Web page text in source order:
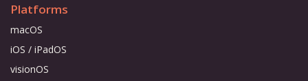
Platforms
macOS
iOS / iPadOS
visionOS